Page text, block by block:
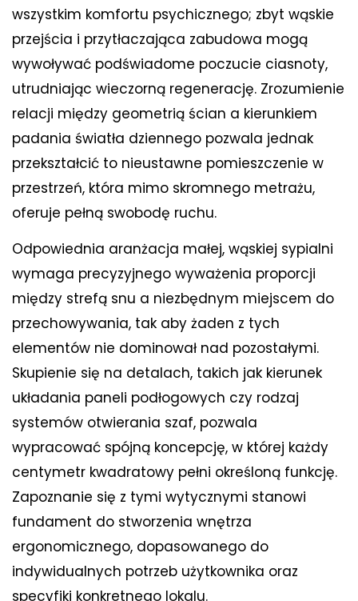
wszystkim komfortu psychicznego; zbyt wąskie
przejścia i przytłaczająca zabudowa mogą
wywoływać podświadome poczucie ciasnoty,
utrudniając wieczorną regenerację. Zrozumienie
relacji między geometrią ścian a kierunkiem
padania światła dziennego pozwala jednak
przekształcić to nieustawne pomieszczenie w
przestrzeń, która mimo skromnego metrażu,
oferuje pełną swobodę ruchu.
Odpowiednia aranżacja małej, wąskiej sypialni
wymaga precyzyjnego wyważenia proporcji
między strefą snu a niezbędnym miejscem do
przechowywania, tak aby żaden z tych
elementów nie dominował nad pozostałymi.
Skupienie się na detalach, takich jak kierunek
układania paneli podłogowych czy rodzaj
systemów otwierania szaf, pozwala
wypracować spójną koncepcję, w której każdy
centymetr kwadratowy pełni określoną funkcję.
Zapoznanie się z tymi wytycznymi stanowi
fundament do stworzenia wnętrza
ergonomicznego, dopasowanego do
indywidualnych potrzeb użytkownika oraz
specyfiki konkretnego lokalu.